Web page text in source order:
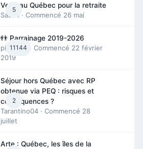
5
Venir au Québec pour la retraite
Sab74 · Commencé 26 mai
11144
👬 Parrainage 2019-2026
piinoush
· Commencé 22 février
2019
2
Séjour hors Québec avec RP
obtenue via PEQ : risques et
conséquences ?
Tarantino04 · Commencé 28
juillet
Arte : Québec, les îles de la